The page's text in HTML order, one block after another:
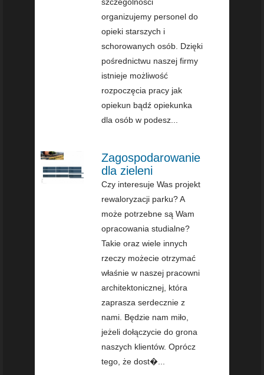
szczególności
organizujemy personel do
opieki starszych i
schorowanych osób. Dzięki
pośrednictwu naszej firmy
istnieje możliwość
rozpoczęcia pracy jak
opiekun bądź opiekunka
dla osób w podesz...
Zagospodarowanie
dla zieleni
Czy interesuje Was projekt
rewaloryzacji parku? A
może potrzebne są Wam
opracowania studialne?
Takie oraz wiele innych
rzeczy możecie otrzymać
właśnie w naszej pracowni
architektonicznej, która
zaprasza serdecznie z
nami. Będzie nam miło,
jeżeli dołączycie do grona
naszych klientów. Oprócz
tego, że dost�...